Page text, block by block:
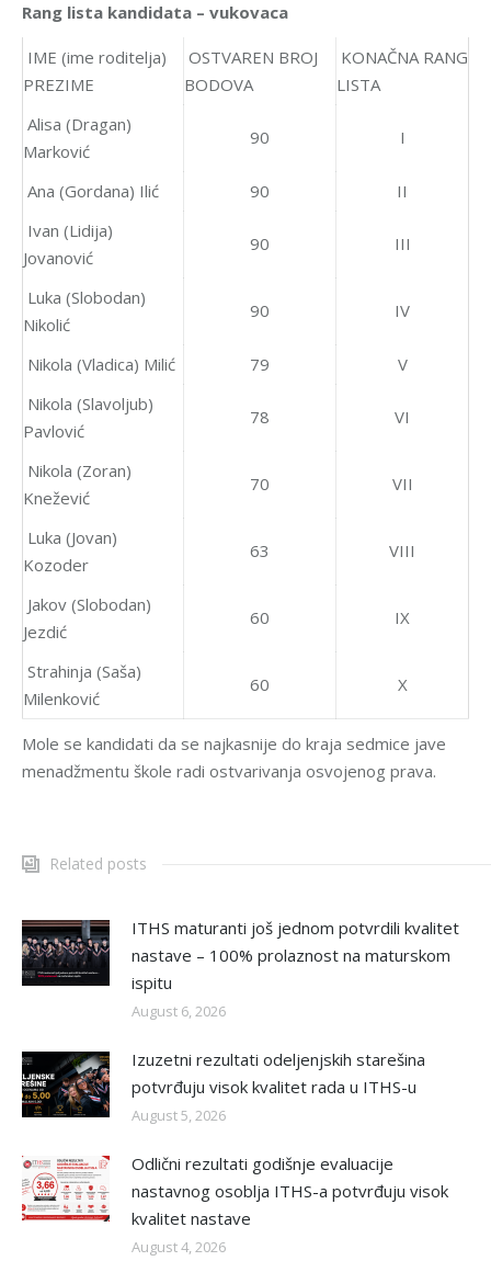
Rang lista kandidata – vukovaca
IME (ime roditelja)
PREZIME
OSTVAREN BROJ
BODOVA
KONAČNA RANG
LISTA
Alisa (Dragan)
Marković
90 I
Ana (Gordana) Ilić 90
II
Ivan (Lidija)
Jovanović
90 III
Luka (Slobodan)
Nikolić
90 IV
Nikola (Vladica) Milić 79
V
Nikola (Slavoljub)
Pavlović
78 VI
Nikola (Zoran)
Knežević
70 VII
Luka (Jovan)
Kozoder
63 VIII
Jakov (Slobodan)
Jezdić
60 IX
Strahinja (Saša)
Milenković
60 X
Mole se kandidati da se najkasnije do kraja sedmice jave
menadžmentu škole radi ostvarivanja osvojenog prava.
Related posts
ITHS maturanti još jednom potvrdili kvalitet
nastave – 100% prolaznost na maturskom
ispitu
August 6, 2026
Izuzetni rezultati odeljenjskih starešina
potvrđuju visok kvalitet rada u ITHS-u
August 5, 2026
Odlični rezultati godišnje evaluacije
nastavnog osoblja ITHS-a potvrđuju visok
kvalitet nastave
August 4, 2026